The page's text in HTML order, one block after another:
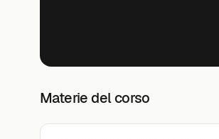
Materie del corso